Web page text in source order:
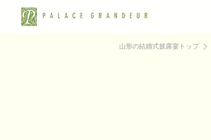
山形の結婚式披露宴トップ